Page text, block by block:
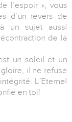
l’espoir », vous
d’un revers de
un sujet aussi
de la
un soleil et un
il ne refuse
L’Eternel
en toi!